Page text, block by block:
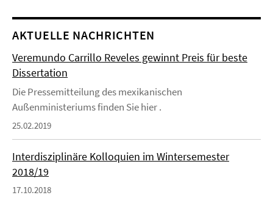
AKTUELLE NACHRICHTEN
Veremundo Carrillo Reveles gewinnt Preis für beste
Dissertation
Die Pressemitteilung des mexikanischen
Außenministeriums finden Sie hier .
25.02.2019
Interdisziplinäre Kolloquien im Wintersemester
2018/19
17.10.2018